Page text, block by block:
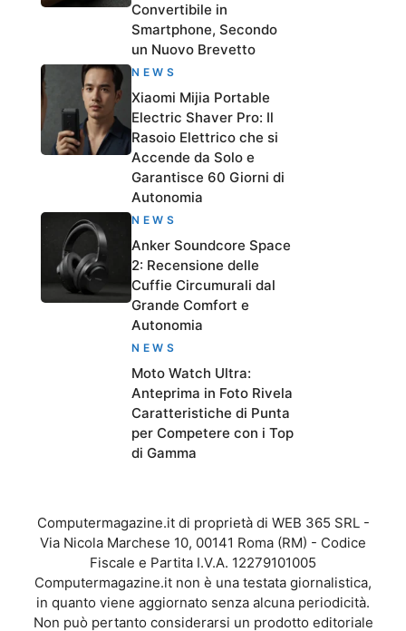
Convertibile in
Smartphone, Secondo
un Nuovo Brevetto
NEWS
Xiaomi Mijia Portable
Electric Shaver Pro: Il
Rasoio Elettrico che si
Accende da Solo e
Garantisce 60 Giorni di
Autonomia
NEWS
Anker Soundcore Space
2: Recensione delle
Cuffie Circumurali dal
Grande Comfort e
Autonomia
NEWS
Moto Watch Ultra:
Anteprima in Foto Rivela
Caratteristiche di Punta
per Competere con i Top
di Gamma
Computermagazine.it di proprietà di WEB 365 SRL -
Via Nicola Marchese 10, 00141 Roma (RM) - Codice
Fiscale e Partita I.V.A. 12279101005
Computermagazine.it non è una testata giornalistica,
in quanto viene aggiornato senza alcuna periodicità.
Non può pertanto considerarsi un prodotto editoriale